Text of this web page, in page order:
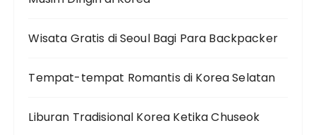
Wisata Gratis di Seoul Bagi Para Backpacker
Tempat-tempat Romantis di Korea Selatan
Liburan Tradisional Korea Ketika Chuseok